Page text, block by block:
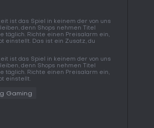
ist das Spiel in keinem der von uns
denn Shops nehmen Titel
täglich. Richte einen Preisalarm ein,
einstellt. Das ist ein Zusatz, du
ist das Spiel in keinem der von uns
denn Shops nehmen Titel
täglich. Richte einen Preisalarm ein,
einstellt.
Gaming